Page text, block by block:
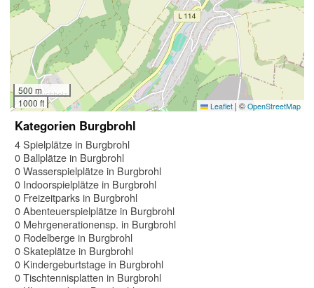
500 m
1000 ft
Leaflet | © OpenStreetMap
Kategorien Burgbrohl
4 Spielplätze in Burgbrohl
0 Ballplätze in Burgbrohl
0 Wasserspielplätze in Burgbrohl
0 Indoorspielplätze in Burgbrohl
0 Freizeitparks in Burgbrohl
0 Abenteuerspielplätze in Burgbrohl
0 Mehrgenerationensp. in Burgbrohl
0 Rodelberge in Burgbrohl
0 Skateplätze in Burgbrohl
0 Kindergeburtstage in Burgbrohl
0 Tischtennisplatten in Burgbrohl